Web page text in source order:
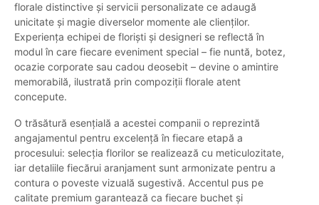
florale distinctive și servicii personalizate ce adaugă
unicitate și magie diverselor momente ale clienților.
Experiența echipei de floriști și designeri se reflectă în
modul în care fiecare eveniment special – fie nuntă, botez,
ocazie corporate sau cadou deosebit – devine o amintire
memorabilă, ilustrată prin compoziții florale atent
concepute.
O trăsătură esențială a acestei companii o reprezintă
angajamentul pentru excelență în fiecare etapă a
procesului: selecția florilor se realizează cu meticulozitate,
iar detaliile fiecărui aranjament sunt armonizate pentru a
contura o poveste vizuală sugestivă. Accentul pus pe
calitate premium garantează ca fiecare buchet și